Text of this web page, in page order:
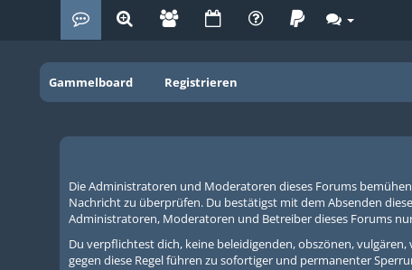
Gammelboard Registrieren
Die Administratoren und Moderatoren dieses Forums
Nachricht zu überprüfen. Du bestätigst mit dem Absenden
Administratoren, Moderatoren und Betreiber dieses Forums
Du verpflichtest dich, keine beleidigenden, obszönen,
gegen diese Regel führen zu sofortiger und permanenter